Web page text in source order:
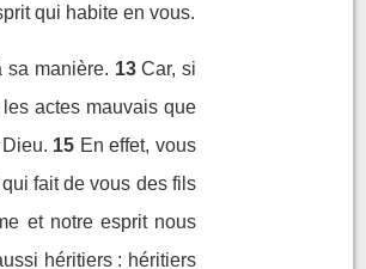
qui habite en vous.
sa manière. 13 Car, si
actes mauvais que
15 En effet, vous
fait de vous des fils
et notre esprit nous
héritiers : héritiers